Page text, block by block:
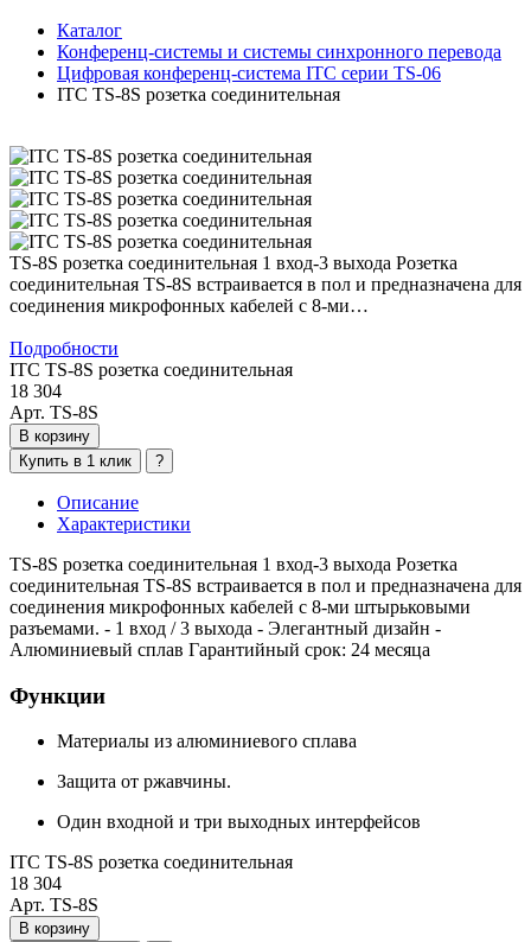
Каталог
Конференц-системы и системы синхронного перевода
Цифровая конференц-система ITC серии TS-06
ITC TS-8S розетка соединительная
TS-8S розетка соединительная 1 вход-3 выхода Розетка
соединительная TS-8S встраивается в пол и предназначена для
соединения микрофонных кабелей с 8-ми…
Подробности
ITC TS-8S розетка соединительная
18 304
Арт. TS-8S
В корзину
Купить в 1 клик
?
Описание
Характеристики
TS-8S розетка соединительная 1 вход-3 выхода Розетка
соединительная TS-8S встраивается в пол и предназначена для
соединения микрофонных кабелей с 8-ми штырьковыми
разъемами. - 1 вход / 3 выхода - Элегантный дизайн -
Алюминиевый сплав Гарантийный срок: 24 месяца
Функции
Материалы из алюминиевого сплава
Защита от ржавчины.
Один входной и три выходных интерфейсов
ITC TS-8S розетка соединительная
18 304
Арт. TS-8S
В корзину